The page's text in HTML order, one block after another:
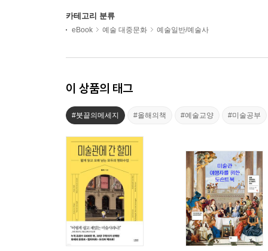
카테고리 분류
eBook 예술 대중문화 예술일반/예술사
이 상품의 태그
#붓끝의메세지 #올해의책 #예술교양 #미술공부